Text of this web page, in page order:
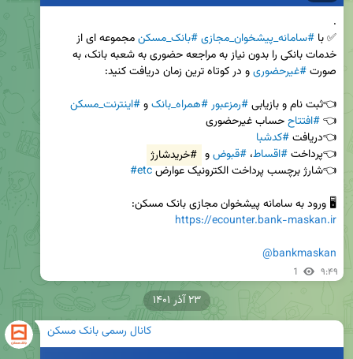
✅ با #سامانه_پیشخوان_مجازی#بانک_مسکن
صورت #غیرحضوری
👈ثبت نام و بازیابی #رمزعبور#همراه_بانک و #اینترنت_مسکن
👈 #افتتاح
👈دریافت #کدشبا
👈پرداخت #اقساط، #قبوض و #خریدشارژ
👈شارژ برچسب پرداخت الکترونیک عوارض #etc
🖥 ورود به سامانه پیشخوان مجازی بانک مسکن:
https://ecounter.bank-maskan.ir
@bankmaskan
1 ۹:۴۹
کانال رسمی بانک مسکن
۲۳ آذر ۱۴۰۱